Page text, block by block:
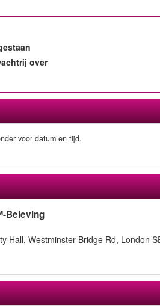
over
voor datum en tijd.
Beleving
Hall, Westminster Bridge Rd, London